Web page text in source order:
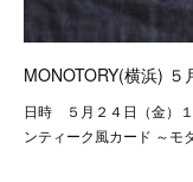
MONOTORY(横浜) ５
日時 ５月２４日（金）
ンティーク風カ